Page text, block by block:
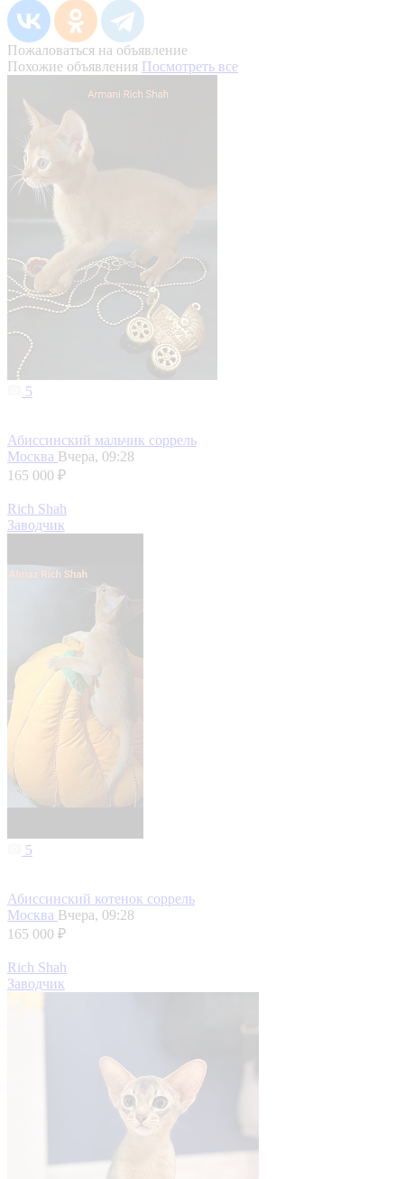
Пожаловаться на объявление
Похожие объявления Посмотреть все
5
Абиссинский мальчик соррель
Москва Вчера, 09:28
165 000 ₽
Rich Shah
Заводчик
5
Абиссинский котенок соррель
Москва Вчера, 09:28
165 000 ₽
Rich Shah
Заводчик